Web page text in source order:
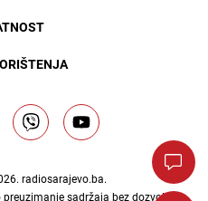
radiosarajevo.ba.
sadržaja bez dozvole